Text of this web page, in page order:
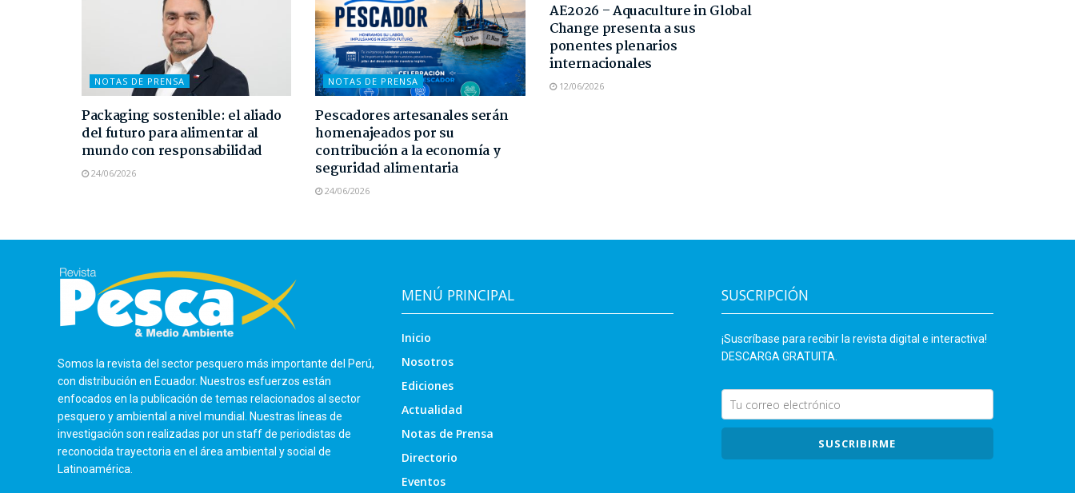
NOTAS DE PRENSA
Packaging sostenible: el aliado
del futuro para alimentar al
mundo con responsabilidad
24/06/2026
NOTAS DE PRENSA
Pescadores artesanales serán
homenajeados por su
contribución a la economía y
seguridad alimentaria
24/06/2026
AE2026 – Aquaculture in Global
Change presenta a sus
ponentes plenarios
internacionales
12/06/2026
Somos la revista del sector pesquero más importante del Perú,
con distribución en Ecuador. Nuestros esfuerzos están
enfocados en la publicación de temas relacionados al sector
pesquero y ambiental a nivel mundial. Nuestras líneas de
investigación son realizadas por un staff de periodistas de
reconocida trayectoria en el área ambiental y social de
Latinoamérica.
MENÚ PRINCIPAL
Inicio
Nosotros
Ediciones
Actualidad
Notas de Prensa
Directorio
Eventos
SUSCRIPCIÓN
¡Suscríbase para recibir la revista digital e interactiva!
DESCARGA GRATUITA.
SUSCRIBIRME